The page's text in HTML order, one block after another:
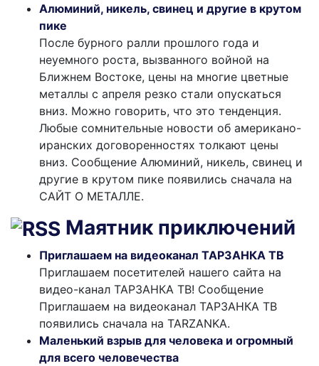
Алюминий, никель, свинец и другие в крутом
пике
После бурного ралли прошлого года и
неуемного роста, вызванного войной на
Ближнем Востоке, цены на многие цветные
металлы с апреля резко стали опускаться
вниз. Можно говорить, что это тенденция.
Любые сомнительные новости об американо-
иранских договоренностях толкают цены
вниз. Сообщение Алюминий, никель, свинец и
другие в крутом пике появились сначала на
САЙТ О МЕТАЛЛЕ.
Маятник приключений
Приглашаем на видеоканал ТАРЗАНКА ТВ
Приглашаем посетителей нашего сайта на
видео-канал ТАРЗАНКА ТВ! Сообщение
Приглашаем на видеоканал ТАРЗАНКА ТВ
появились сначала на TARZANKA.
Маленький взрыв для человека и огромный
для всего человечества